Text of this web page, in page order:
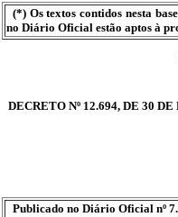
(*) Os textos contidos nesta
no Diário Oficial estão aptos à
DECRETO Nº 12.694, DE 30
Publicado no Diário Oficial nº